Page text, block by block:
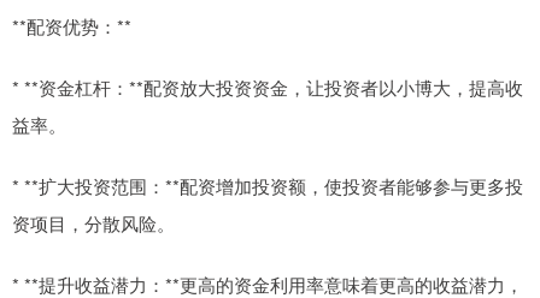
**配资优势：**
* **资金杠杆：**配资放大投资资金，让投资者以小博大，提高收
益率。
* **扩大投资范围：**配资增加投资额，使投资者能够参与更多投
资项目，分散风险。
* **提升收益潜力：**更高的资金利用率意味着更高的收益潜力，